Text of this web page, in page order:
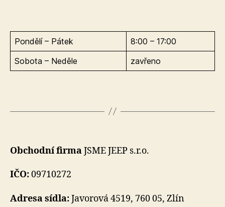
Pondělí – Pátek
8:00 – 17:00
Sobota – Neděle
zavřeno
Obchodní firmaJSME JEEP s.r.o.
IČO:09710272
Adresa sídla:Javorová 4519, 760 05, Zlín